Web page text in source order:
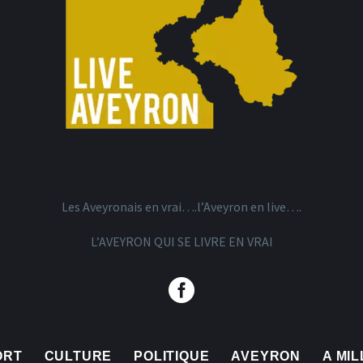
Les Aveyronais en vrai….l’Aveyron en live….
L’AVEYRON QUI SE LIVRE EN VRAI
CULTURE POLITIQUE AVEYRON A